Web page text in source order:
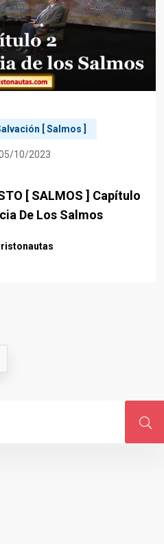
[ Salmos ]
10/2023
[ SALMOS ] Capítulo
De Los Salmos